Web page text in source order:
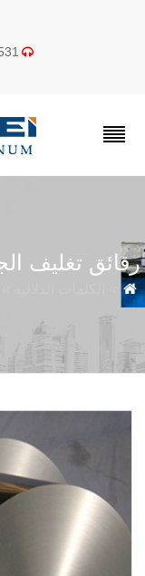

تغليف
» الكلمات الدلالية »